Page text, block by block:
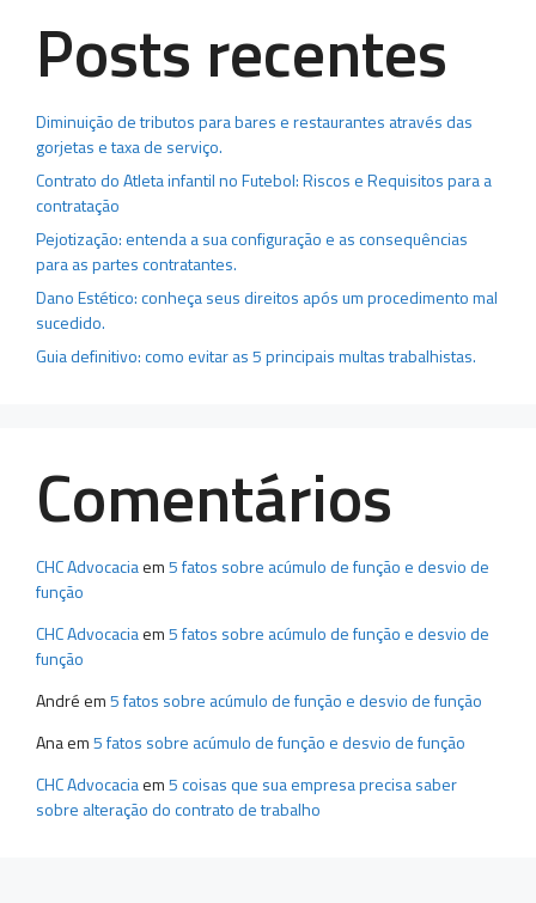
Posts recentes
Diminuição de tributos para bares e restaurantes através das
gorjetas e taxa de serviço.
Contrato do Atleta infantil no Futebol: Riscos e Requisitos para a
contratação
Pejotização: entenda a sua configuração e as consequências
para as partes contratantes.
Dano Estético: conheça seus direitos após um procedimento mal
sucedido.
Guia definitivo: como evitar as 5 principais multas trabalhistas.
Comentários
CHC Advocaciaem5 fatos sobre acúmulo de função e desvio de
função
CHC Advocaciaem5 fatos sobre acúmulo de função e desvio de
função
André em5 fatos sobre acúmulo de função e desvio de função
Anaem5 fatos sobre acúmulo de função e desvio de função
CHC Advocaciaem5 coisas que sua empresa precisa saber
sobre alteração do contrato de trabalho